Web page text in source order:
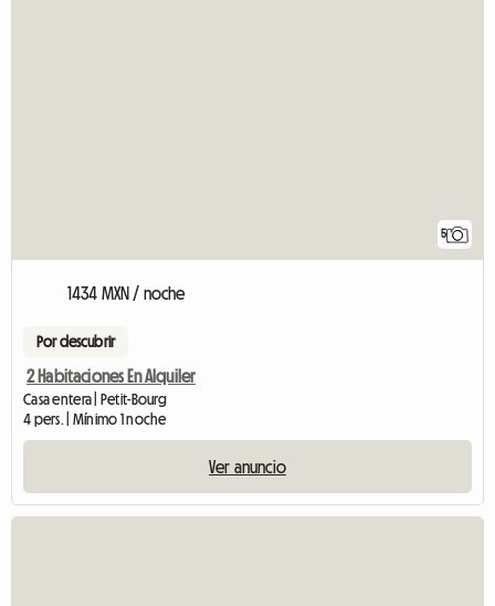
5
1434 MXN / noche
Por descubrir
2 Habitaciones En Alquiler
Casa entera | Petit-Bourg
4 pers. | Mínimo 1 noche
Ver anuncio